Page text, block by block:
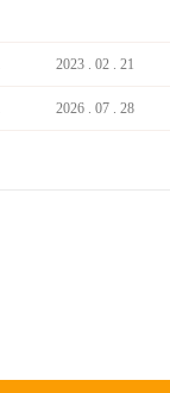
2023 . 02 . 21
2026 . 07 . 28